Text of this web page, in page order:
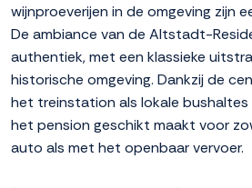
wijnproeverijen in de omgeving zijn
De ambiance van de Altstadt-
authentiek, met een klassieke
historische omgeving. Dankzij de
het treinstation als lokale
het pension geschikt maakt voor
auto als met het openbaar vervoer.